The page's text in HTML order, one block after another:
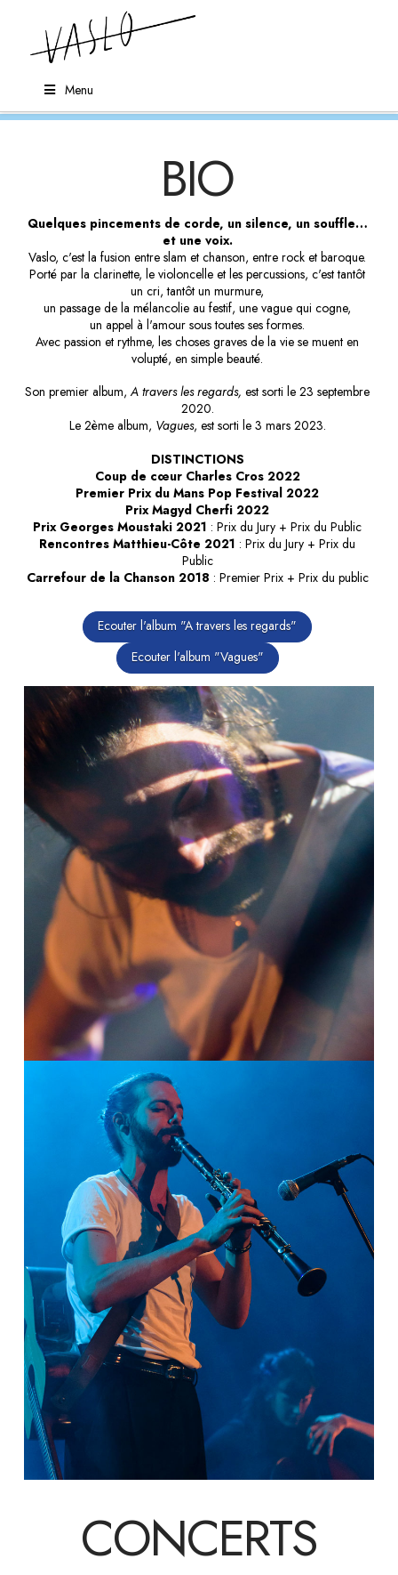
Menu
BIO
Quelques pincements de corde, un silence, un souffle…
et une voix.
Vaslo, c'est la fusion entre slam et chanson, entre rock et baroque.
Porté par la clarinette, le violoncelle et les percussions, c'est tantôt
un cri, tantôt un murmure,
un passage de la mélancolie au festif, une vague qui cogne,
un appel à l'amour sous toutes ses formes.
Avec passion et rythme, les choses graves de la vie se muent en
volupté, en simple beauté.
Son premier album,A travers les regards, est sorti le 23 septembre
2020.
Le 2ème album, Vagues, est sorti le 3 mars 2023.
DISTINCTIONS
Coup de cœur Charles Cros 2022
Premier Prix du Mans Pop Festival 2022
Prix Magyd Cherfi 2022
Prix Georges Moustaki 2021 : Prix du Jury + Prix du Public
Rencontres Matthieu-Côte 2021 : Prix du Jury + Prix du
Public
Carrefour de la Chanson 2018 : Premier Prix + Prix du public
Ecouter l'album "A travers les regards"
Ecouter l'album "Vagues"
CONCERTS